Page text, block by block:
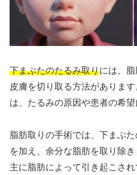
下まぶたのたるみ取りには、
皮膚を切り取る方法がありま
は、たるみの原因や患者の希望
脂肪取りの手術では、下まぶ
を加え、余分な脂肪を取り除
主に脂肪によって引き起こさ